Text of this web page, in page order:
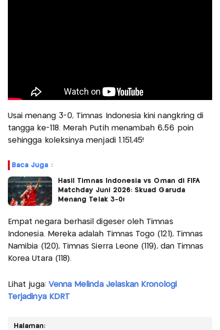
Usai menang 3-0, Timnas Indonesia kini nangkring di
tangga ke-118. Merah Putih menambah 6,56 poin
sehingga koleksinya menjadi 1.151,45!
Baca Juga :
Hasil Timnas Indonesia vs Oman di FIFA
Matchday Juni 2026: Skuad Garuda
Menang Telak 3-0!
Empat negara berhasil digeser oleh Timnas
Indonesia. Mereka adalah Timnas Togo (121), Timnas
Namibia (120), Timnas Sierra Leone (119), dan Timnas
Korea Utara (118).
Lihat juga: Venna Melinda Jelaskan Kronologi
Terjadinya KDRT
Halaman: